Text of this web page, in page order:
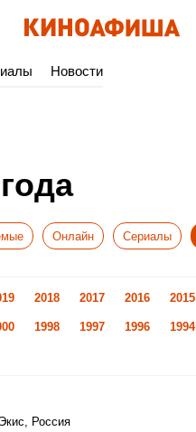
Новости
Онлайн Сериалы
2018 2017 2016 2015
1998 1997 1996 1994
Россия